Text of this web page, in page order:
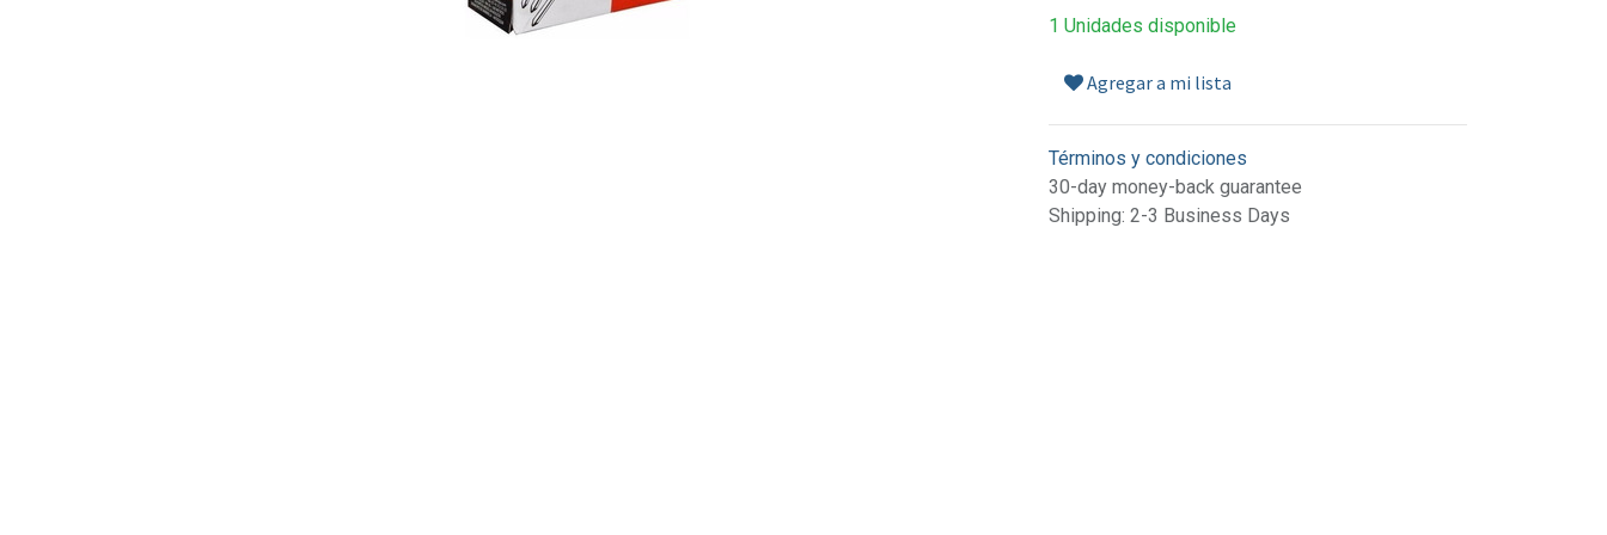
1 Unidades disponible
Agregar a mi lista
Términos y condiciones
30-day money-back guarantee
Shipping: 2-3 Business Days